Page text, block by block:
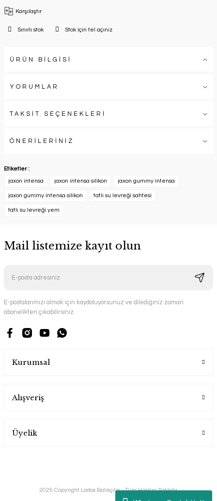
Karşılaştır
Sınırlı stok Stok için tel açınız
ÜRÜN BİLGİSİ
YORUMLAR
TAKSİT SEÇENEKLERİ
ÖNERİLERİNİZ
Etiketler :
jaxon intensa
jaxon intensa silikon jaxon gummy intensa
jaxon gummy intensa silikon tatlı su levreği sahtesi
tatlı su levreği yem
Mail listemize kayıt olun
E-postalarımızı almak için kaydoluyorsunuz ve dilediğiniz zaman
abonelikten çıkabilirsiniz.
Kurumsal
Alışveriş
Üyelik
2025 Copyright Lodos Balıkçılık - Tüm Hakları Saklıdır.